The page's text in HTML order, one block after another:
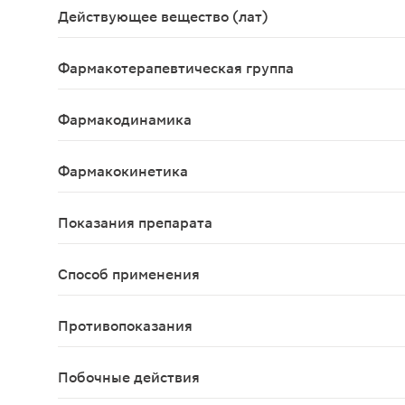
Действующее вещество (лат)
Фармакотерапевтическая группа
Фармакодинамика
Оказывает умеренное спазмолитическое
Фармакокинетика
Показания препарата
Применяют в качестве симптоматического
Способ применения
Внутрь. Взрослым по 10-15 капель на прием (до
Противопоказания
Побочные действия